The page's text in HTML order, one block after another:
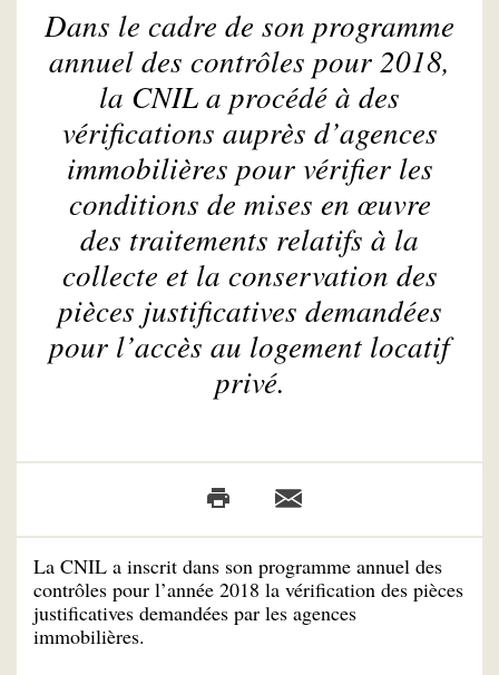
Dans le cadre de son programme
annuel des contrôles pour 2018,
la CNIL a procédé à des
vérifications auprès d’agences
immobilières pour vérifier les
conditions de mises en œuvre
des traitements relatifs à la
collecte et la conservation des
pièces justificatives demandées
pour l’accès au logement locatif
privé.
La CNIL a inscrit dans son programme annuel des
contrôles pour l’année 2018 la vérification des pièces
justificatives demandées par les agences
immobilières.